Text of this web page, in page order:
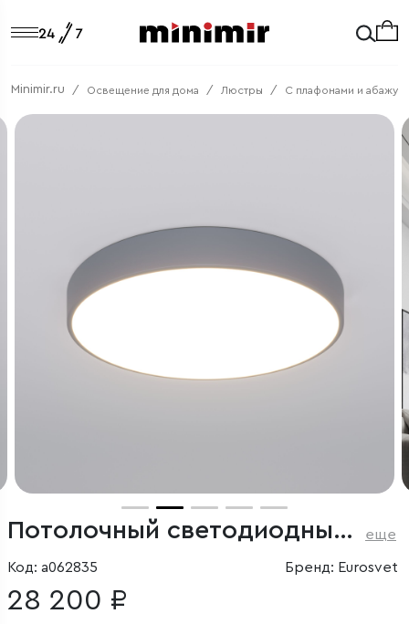
Minimir.ru Освещение для дома Люстры C плафонами и
Потолочный светодиодный светильник еще
Код: a062835 Бренд: Eurosvet
28 200 ₽